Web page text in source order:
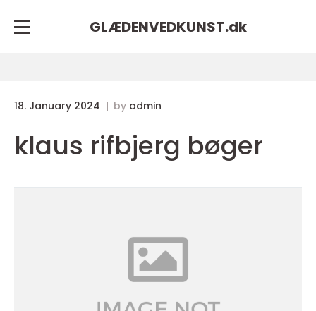
GLÆDENVEDKUNST.dk
18. January 2024 by admin
klaus rifbjerg bøger